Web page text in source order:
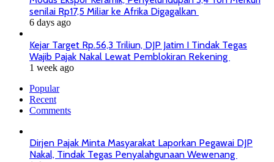
senilai Rp17,5 Miliar ke Afrika Digagalkan
6 days ago
Kejar Target Rp.56,3 Triliun, DJP Jatim I Tindak Tegas
Wajib Pajak Nakal Lewat Pemblokiran Rekening
1 week ago
Popular
Recent
Comments
Dirjen Pajak Minta Masyarakat Laporkan Pegawai DJP
Nakal, Tindak Tegas Penyalahgunaan Wewenang